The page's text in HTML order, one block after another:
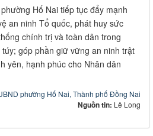
Hố Nai tiếp tục đẩy mạnh
an ninh Tổ quốc, phát huy sức
chính trị và toàn dân trong
góp phần giữ vững an ninh trật
yên, hạnh phúc cho Nhân dân
phường Hố Nai, Thành phố Đồng Nai
Nguồn tin: Lê Long